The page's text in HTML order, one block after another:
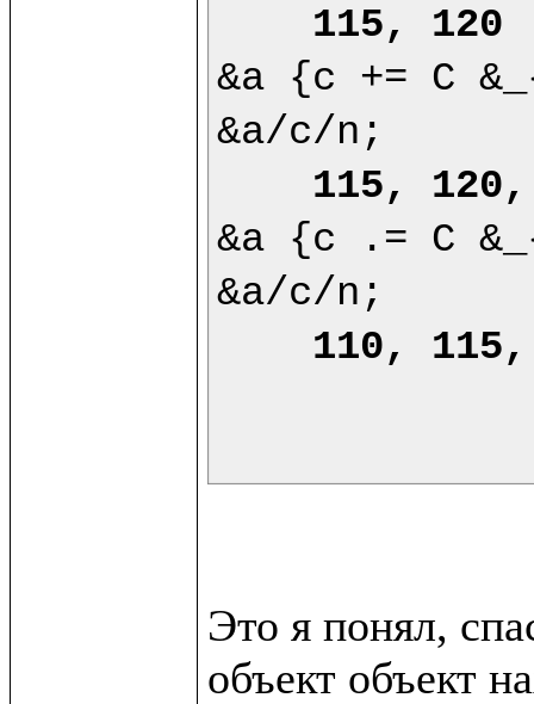
115, 120
&a {c += C
&a/c/n;
115,
&a {c .= C
&a/c/n;
110,
Это я понял,
объект объект